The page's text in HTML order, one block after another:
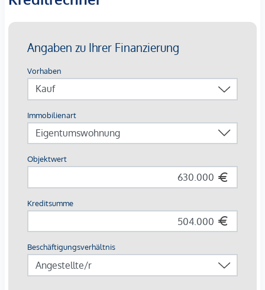
Die Wohnungen sind teilweise bis Ende 2029 befristet
vermietet.
Kaufpreis
von € 36.800,- zzgl. 20 % USt.
Die monatliche Nettomiete für die Wohnung beträgt
Wir weisen darauf hin, dass zwischen dem Vermittler und
dem zu vermittelnden Dritten ein familiäres oder
wirtschaftliches Naheverhältnis besteht.
*Der Vertrag kommt nicht mit der INFINA Credit Broker